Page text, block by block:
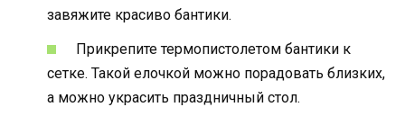
завяжите красиво бантики.
Прикрепите термопистолетом бантики к
сетке. Такой елочкой можно порадовать близких,
а можно украсить праздничный стол.